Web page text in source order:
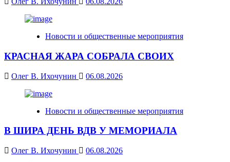
Новости и общественные мероприятия
КРАСНАЯ ЖАРА СОБРАЛА СВОИХ
Олег В. Ихочунин 06.08.2026
Новости и общественные мероприятия
В ШИРА ДЕНЬ ВДВ У МЕМОРИАЛА
Олег В. Ихочунин 06.08.2026